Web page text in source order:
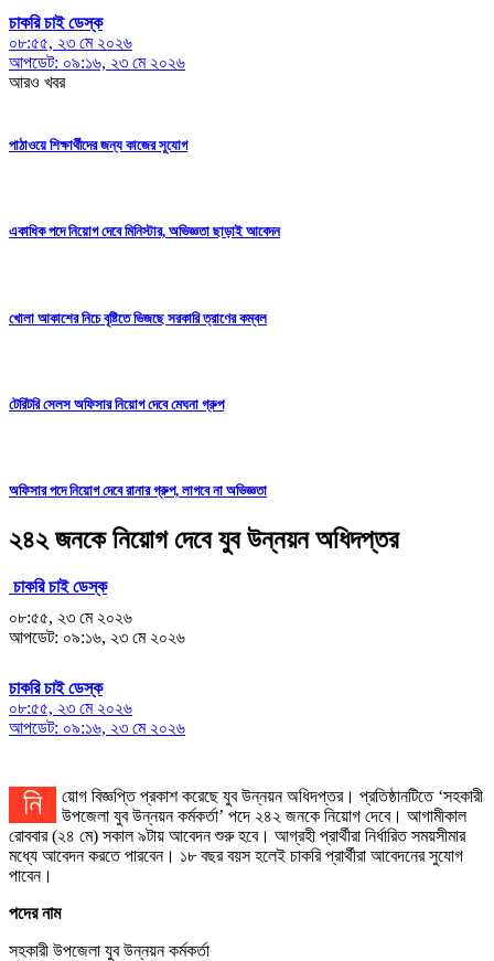
চাকরি চাই ডেস্ক
০৮:৫৫, ২৩ মে ২০২৬
আপডেট: ০৯:১৬, ২৩ মে ২০২৬
আরও খবর
পাঠাওয়ে শিক্ষার্থীদের জন্য কাজের সুযোগ
একাধিক পদে নিয়োগ দেবে মিনিস্টার, অভিজ্ঞতা ছাড়াই আবেদন
খোলা আকাশের নিচে বৃষ্টিতে ভিজছে সরকারি ত্রাণের কম্বল
টেরিটরি সেলস অফিসার নিয়োগ দেবে মেঘনা গ্রুপ
অফিসার পদে নিয়োগ দেবে রানার গ্রুপ, লাগবে না অভিজ্ঞতা
২৪২ জনকে নিয়োগ দেবে যুব উন্নয়ন অধিদপ্তর
চাকরি চাই ডেস্ক
০৮:৫৫, ২৩ মে ২০২৬
আপডেট: ০৯:১৬, ২৩ মে ২০২৬
চাকরি চাই ডেস্ক
০৮:৫৫, ২৩ মে ২০২৬
আপডেট: ০৯:১৬, ২৩ মে ২০২৬
নিয়োগ বিজ্ঞপ্তি প্রকাশ করেছে যুব উন্নয়ন অধিদপ্তর। প্রতিষ্ঠানটিতে ‘সহকারী
উপজেলা যুব উন্নয়ন কর্মকর্তা’ পদে ২৪২ জনকে নিয়োগ দেবে। আগামীকাল
রোববার (২৪ মে) সকাল ৯টায় আবেদন শুরু হবে। আগ্রহী প্রার্থীরা নির্ধারিত সময়সীমার
মধ্যে আবেদন করতে পারবেন। ১৮ বছর বয়স হলেই চাকরি প্রার্থীরা আবেদনের সুযোগ
পাবেন।
পদের নাম
সহকারী উপজেলা যুব উন্নয়ন কর্মকর্তা